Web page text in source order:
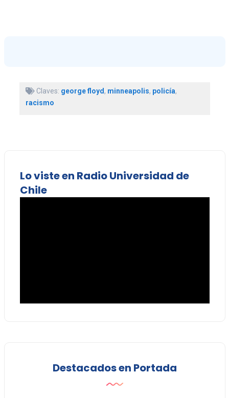
Claves: george floyd, minneapolis, policía,
racismo
Lo viste en Radio Universidad de
Chile
Destacados en Portada